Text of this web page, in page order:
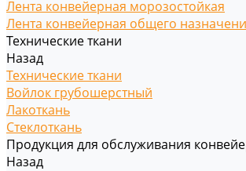
Лента конвейерная морозостойкая
Лента конвейерная общего
Технические ткани
Назад
Технические ткани
Войлок грубошерстный
Лакоткань
Стеклоткань
Продукция для обслуживания
Назад